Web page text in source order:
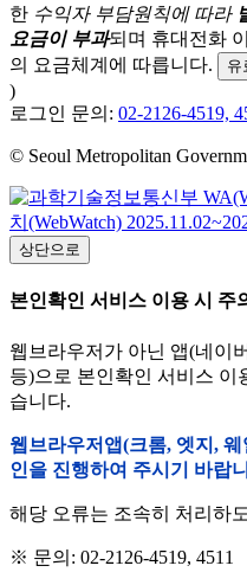
한 수익자 부담원칙에 따라
요금이 부과되며 휴대전화
의 요금체계에 따릅니다.
유
)
로그인 문의: 02-2126-4519,
© Seoul Metropolitan
상단으로
본인확인 서비스 이용 시 주
웹브라우저가 아닌 앱(네이
등)으로 본인확인 서비스 이
습니다.
웹브라우저앱(크롬, 엣지,
인을 진행하여 주시기 바랍
해당 오류는 조속히 처리하
※ 문의: 02-2126-4519, 4511